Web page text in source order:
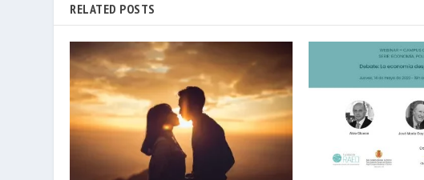
RELATED POSTS